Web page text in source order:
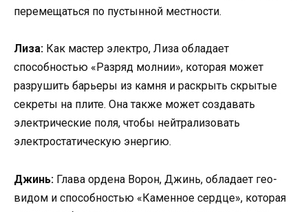
перемещаться по пустынной местности.
Лиза: Как мастер электро, Лиза обладает
способностью «Разряд молнии», которая может
разрушить барьеры из камня и раскрыть скрытые
секреты на плите. Она также может создавать
электрические поля, чтобы нейтрализовать
электростатическую энергию.
Джинь: Глава ордена Ворон, Джинь, обладает гео-
видом и способностью «Каменное сердце», которая